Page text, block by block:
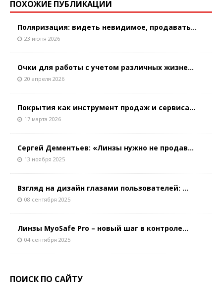
ПОХОЖИЕ ПУБЛИКАЦИИ
Поляризация: видеть невидимое, продавать...
23 июня 2026
Очки для работы с учетом различных жизне...
20 апреля 2026
Покрытия как инструмент продаж и сервиса...
17 марта 2026
Сергей Дементьев: «Линзы нужно не продав...
13 ноября 2025
Взгляд на дизайн глазами пользователей: ...
08 сентября 2025
Линзы MyoSafe Pro – новый шаг в контроле...
04 сентября 2025
ПОИСК ПО САЙТУ